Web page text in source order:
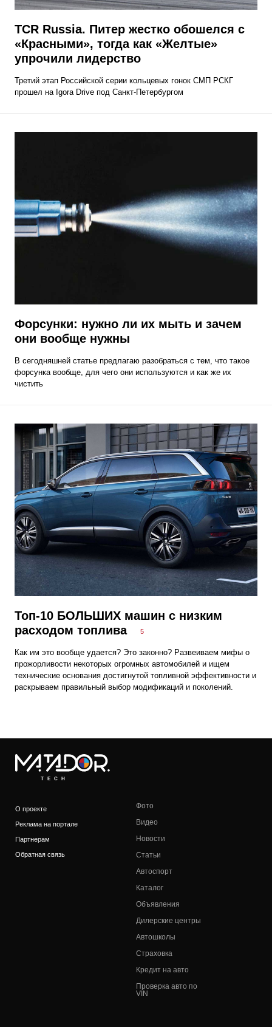
​TCR Russia. Питер жестко обошелся с
«Красными», тогда как «Желтые»
упрочили лидерство
Третий этап Российской серии кольцевых гонок СМП РСКГ
прошел на Igora Drive под Санкт-Петербургом
Форсунки: нужно ли их мыть и зачем
они вообще нужны
В сегодняшней статье предлагаю разобраться с тем, что такое
форсунка вообще, для чего они используются и как же их
чистить
Топ-10 БОЛЬШИХ машин с низким
расходом топлива
5
Как им это вообще удается? Это законно? Развеиваем мифы о
прожорливости некоторых огромных автомобилей и ищем
технические основания достигнутой топливной эффективности и
раскрываем правильный выбор модификаций и поколений.
TECH
О проекте
Реклама на портале
Партнерам
Обратная связь
Фото
Видео
Новости
Статьи
Автоспорт
Каталог
Объявления
Дилерские центры
Автошколы
Страховка
Кредит на авто
Проверка авто по
VIN